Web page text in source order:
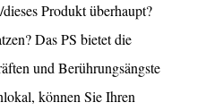
Produkt überhaupt?
Das PS bietet die
und Berührungsängste
können Sie Ihren